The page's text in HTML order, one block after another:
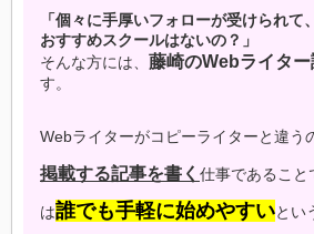
「個々に手厚いフォローが受けられて
おすすめスクールはないの？」
そんな方には、 藤崎のWebライタ
す。
Webライターがコピーライターと違う
掲載する記事を書く 仕事であること
は誰でも手軽に始めやすいとい